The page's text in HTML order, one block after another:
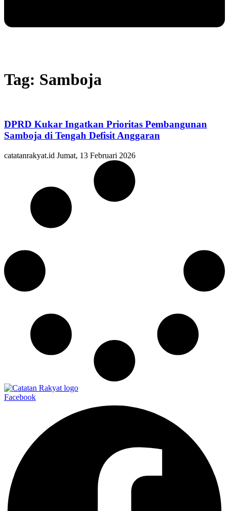
Tag: Samboja
DPRD Kukar Ingatkan Prioritas Pembangunan
Samboja di Tengah Defisit Anggaran
catatanrakyat.id Jumat, 13 Februari 2026
Facebook